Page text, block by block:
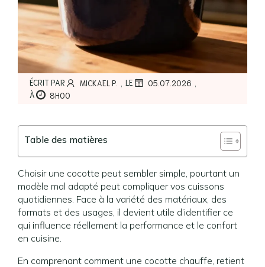
ÉCRIT PAR MICKAEL P. , LE 05.07.2026 ,
À 8H00
Table des matières
Choisir une cocotte peut sembler simple, pourtant un
modèle mal adapté peut compliquer vos cuissons
quotidiennes. Face à la variété des matériaux, des
formats et des usages, il devient utile d’identifier ce
qui influence réellement la performance et le confort
en cuisine.
En comprenant comment une cocotte chauffe, retient